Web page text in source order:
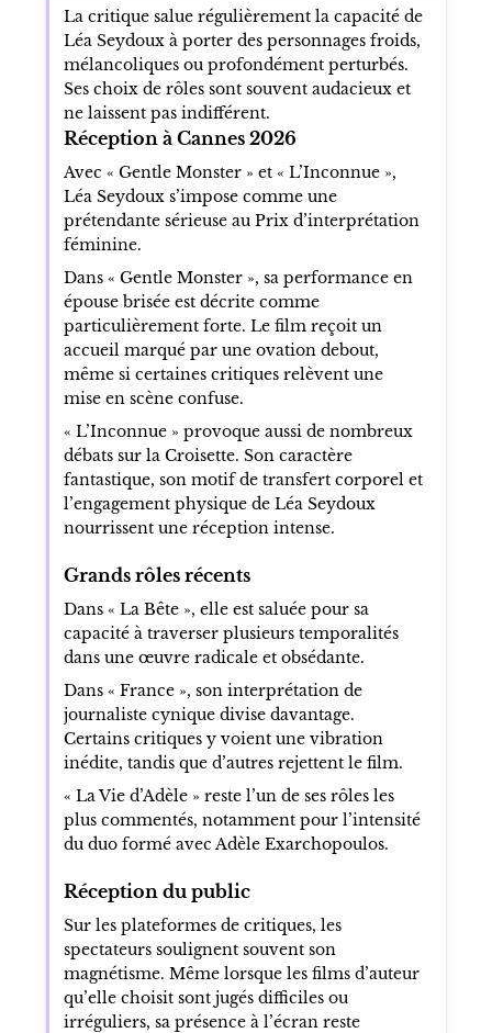
La critique salue régulièrement la capacité de
Léa Seydoux à porter des personnages froids,
mélancoliques ou profondément perturbés.
Ses choix de rôles sont souvent audacieux et
ne laissent pas indifférent.
Réception à Cannes 2026
Avec « Gentle Monster » et « L’Inconnue »,
Léa Seydoux s’impose comme une
prétendante sérieuse au Prix d’interprétation
féminine.
Dans « Gentle Monster », sa performance en
épouse brisée est décrite comme
particulièrement forte. Le film reçoit un
accueil marqué par une ovation debout,
même si certaines critiques relèvent une
mise en scène confuse.
« L’Inconnue » provoque aussi de nombreux
débats sur la Croisette. Son caractère
fantastique, son motif de transfert corporel et
l’engagement physique de Léa Seydoux
nourrissent une réception intense.
Grands rôles récents
Dans « La Bête », elle est saluée pour sa
capacité à traverser plusieurs temporalités
dans une œuvre radicale et obsédante.
Dans « France », son interprétation de
journaliste cynique divise davantage.
Certains critiques y voient une vibration
inédite, tandis que d’autres rejettent le film.
« La Vie d’Adèle » reste l’un de ses rôles les
plus commentés, notamment pour l’intensité
du duo formé avec Adèle Exarchopoulos.
Réception du public
Sur les plateformes de critiques, les
spectateurs soulignent souvent son
magnétisme. Même lorsque les films d’auteur
qu’elle choisit sont jugés difficiles ou
irréguliers, sa présence à l’écran reste